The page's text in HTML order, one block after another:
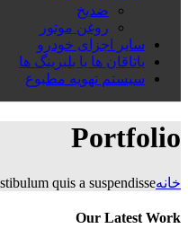
ضدیخ
روغن موتور
سایر اجزای خودرو
یاتاقان ها یا بلبرینگ ها
سیستم تهویه مطبوع
Portfolio
خانهquis a suspendisse
Our Latest Work